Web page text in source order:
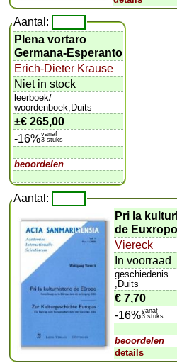
Aantal:
Plena vortaro
Germana-Esperanto
Erich-Dieter Krause
Niet in stock
leerboek/
woordenboek,Duits
±€ 265,00
-16%vanaf
3 stuks
beoordelen
Aantal:
Pri la
de Euxropo
Viereck
In voorraad
geschiedenis
,Duits
€ 7,70
-16%vanaf
3 stuks
beoordelen
details